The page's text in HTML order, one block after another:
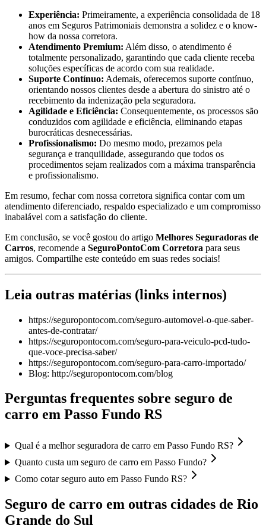
Experiência: Primeiramente, a experiência consolidada de 18
anos em Seguros Patrimoniais demonstra a solidez e o know-
how da nossa corretora.
Atendimento Premium: Além disso, o atendimento é
totalmente personalizado, garantindo que cada cliente receba
soluções específicas de acordo com sua realidade.
Suporte Contínuo: Ademais, oferecemos suporte contínuo,
orientando nossos clientes desde a abertura do sinistro até o
recebimento da indenização pela seguradora.
Agilidade e Eficiência: Consequentemente, os processos são
conduzidos com agilidade e eficiência, eliminando etapas
burocráticas desnecessárias.
Profissionalismo: Do mesmo modo, prezamos pela
segurança e tranquilidade, assegurando que todos os
procedimentos sejam realizados com a máxima transparência
e profissionalismo.
Em resumo, fechar com nossa corretora significa contar com um
atendimento diferenciado, respaldo especializado e um compromisso
inabalável com a satisfação do cliente.
Em conclusão, se você gostou do artigo Melhores Seguradoras de
Carros, recomende a SeguroPontoCom Corretora para seus
amigos. Compartilhe este conteúdo em suas redes sociais!
Leia outras matérias (links internos)
https://seguropontocom.com/seguro-automovel-o-que-saber-
antes-de-contratar/
https://seguropontocom.com/seguro-para-veiculo-pcd-tudo-
que-voce-precisa-saber/
https://seguropontocom.com/seguro-para-carro-importado/
Blog: http://seguropontocom.com/blog
Perguntas frequentes sobre seguro de
carro em Passo Fundo RS
Qual é a melhor seguradora de carro em Passo Fundo RS?
Quanto custa um seguro de carro em Passo Fundo?
Como cotar seguro auto em Passo Fundo RS?
Seguro de carro em outras cidades de Rio
Grande do Sul